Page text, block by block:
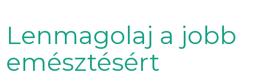
Lenmagolaj a jobb
emésztésért